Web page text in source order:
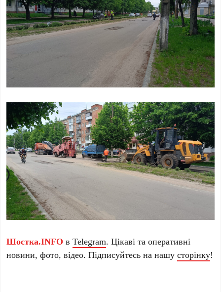
Шостка.INFO вTelegram. Цікаві та оперативні
новини, фото, відео. Підписуйтесь на нашусторінку!